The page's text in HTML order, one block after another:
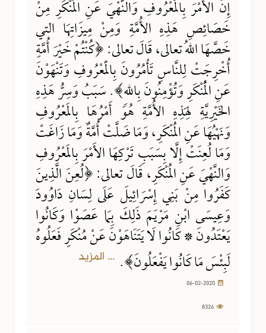
إِنَّ الأَمْرَ بِالمَعْرُوفِ وَالنَّهْيَ عَنِ المُنْكَرِ مِنْ
خَصَائِصِ هَذِهِ الأُمَّةِ وَمِنْ مِيزَاتِهَا التي
خَصَّهَا اللهُ تعالى، قَالَ تعالى: ﴿كُنْتُمْ خَيْرَ أُمَّةٍ
أُخْرِجَتْ لِلنَّاسِ تَأْمُرُونَ بِالْمَعْرُوفِ وَتَنْهَوْنَ
عَنِ الْمُنْكَرِ وَتُؤْمِنُونَ بِاللهِ﴾. سَبَبُ وَسِرُّ هَذِهِ
الخَيْرِيَّةِ لِهَذِهِ الأُمَّةِ هُوَ أَمْرُهَا بِالمَعْرُوفِ
وَنَهْيُهَا عَنِ المُنْكَرِ، وَمَا ضَلَّتْ أُمَّةٌ وَمَا زَاغَتْ
وَمَا لُعِنَتْ إِلَّا بِسَبَبِ تَرْكِهَا الأَمْرَ بِالمَعْرُوفِ
وَالنَّهْيَ عَنِ المُنْكَرِ، قَالَ تعالى: ﴿لُعِنَ الَّذِينَ
كَفَرُوا مِنْ بَنِي إِسْرَائِيلَ عَلَى لِسَانِ دَاوُودَ
وَعِيسَى ابْنِ مَرْيَمَ ذَلِكَ بِمَا عَصَوْا وَكَانُوا
يَعْتَدُونَ * كَانُوا لَا يَتَنَاهَوْنَ عَنْ مُنْكَرٍ فَعَلُوهُ
لَبِئْسَ مَا كَانُوا يَفْعَلُونَ﴾. ... المزيد